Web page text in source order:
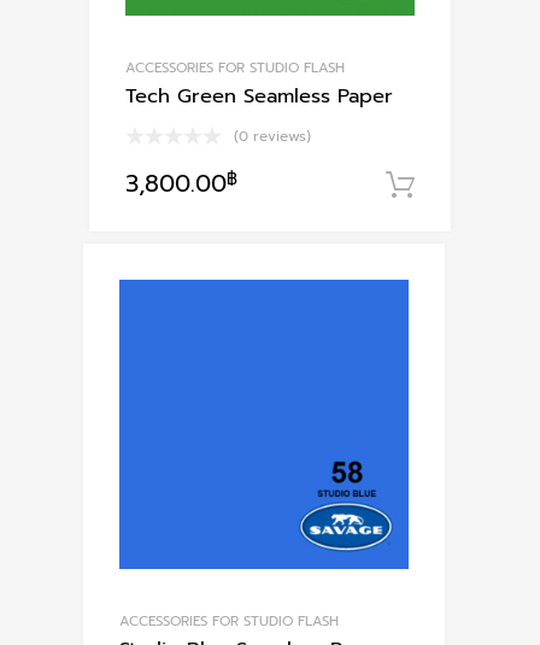
page
ACCESSORIES FOR STUDIO FLASH
Tech Green Seamless Paper
(0 reviews)
3,800.00฿
ACCESSORIES FOR STUDIO FLASH